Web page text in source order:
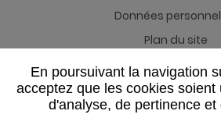
Données
Plan du site
CGV
© 2026 Gateaux et Toiles - pic
Imaginé par :IS
En poursuivant la navigation
acceptez que les cookies soient
d'analyse, de pertinence et